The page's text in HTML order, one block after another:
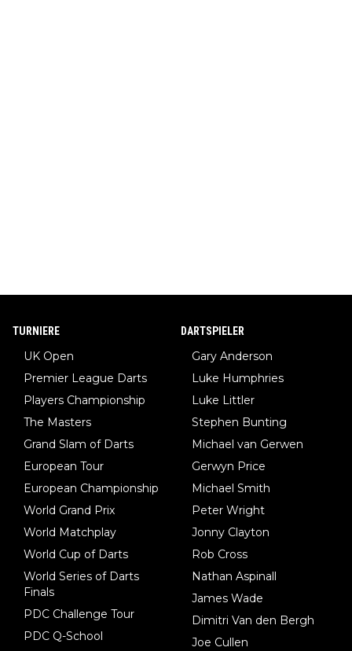
TURNIERE
UK Open
Premier League Darts
Players Championship
The Masters
Grand Slam of Darts
European Tour
European Championship
World Grand Prix
World Matchplay
World Cup of Darts
World Series of Darts
Finals
PDC Challenge Tour
PDC Q-School
DARTSPIELER
Gary Anderson
Luke Humphries
Luke Littler
Stephen Bunting
Michael van Gerwen
Gerwyn Price
Michael Smith
Peter Wright
Jonny Clayton
Rob Cross
Nathan Aspinall
James Wade
Dimitri Van den Bergh
Joe Cullen